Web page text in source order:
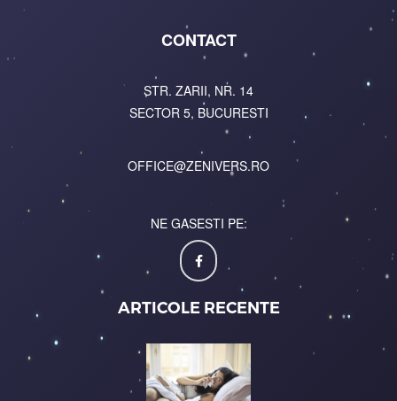
CONTACT
STR. ZARII, NR. 14
SECTOR 5, BUCURESTI
OFFICE@ZENIVERS.RO
NE GASESTI PE:
ARTICOLE RECENTE